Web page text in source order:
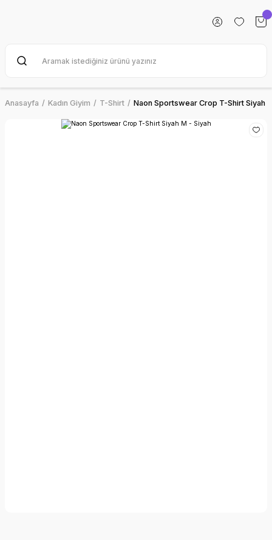
Anasayfa Kadın Giyim T-Shirt Naon Sportswear Crop T-Shirt Siyah